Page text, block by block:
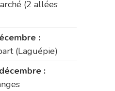
(2 allées
:
(Laguépie)
: